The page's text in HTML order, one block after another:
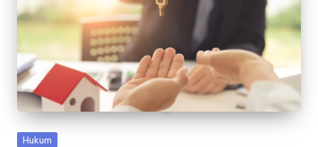
Posted
Hukum